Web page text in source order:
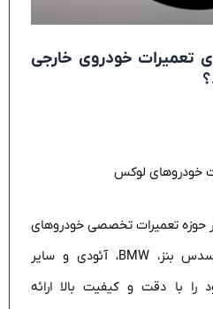
تعمیرات خودروی خارجی
حوزه تعمیرات تخصصی خودروهای
لوکس (از جمله پورشه، مرسدس بنز، BMW، آئودی و سایر
با دقت و کیفیت بالا ارائه